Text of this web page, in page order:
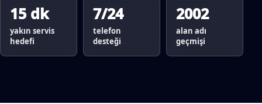
15 dk
yakın servis
hedefi
7/24
telefon
desteği
2002
alan adı
geçmişi